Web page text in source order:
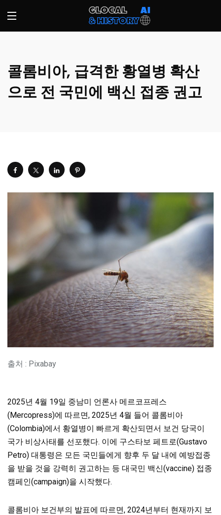
콜롬비아, 급격한 황열병 확산
으로 전 국민에 백신 접종 권고
출처 : Pixabay
2025년 4월 19일 중남미 언론사 메르코프레스
(Mercopress)에 따르면, 2025년 4월 들어 콜롬비아
(Colombia)에서 황열병이 빠르게 확산되면서 보건 당국이
국가 비상사태를 선포했다. 이에 구스타보 페트로(Gustavo
Petro) 대통령은 모든 국민들에게 향후 두 달 내에 예방접종
을 받을 것을 강력히 권고하는 등 대국민 백신(vaccine) 접종
캠페인(campaign)을 시작했다.
콜롬비아 보건부의 발표에 따르면, 2024년부터 현재까지 보